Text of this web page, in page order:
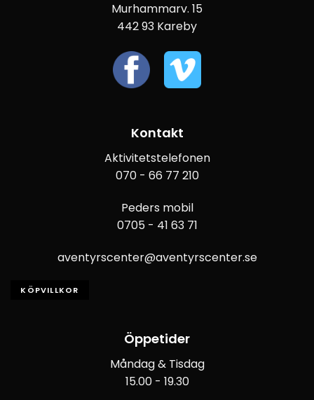
Murhammarv. 15
442 93 Kareby
Kontakt
Aktivitetstelefonen
070 - 66 77 210
Peders mobil
0705 - 41 63 71
aventyrscenter@aventyrscenter.se
KÖPVILLKOR
Öppetider
Måndag & Tisdag
15.00 - 19.30